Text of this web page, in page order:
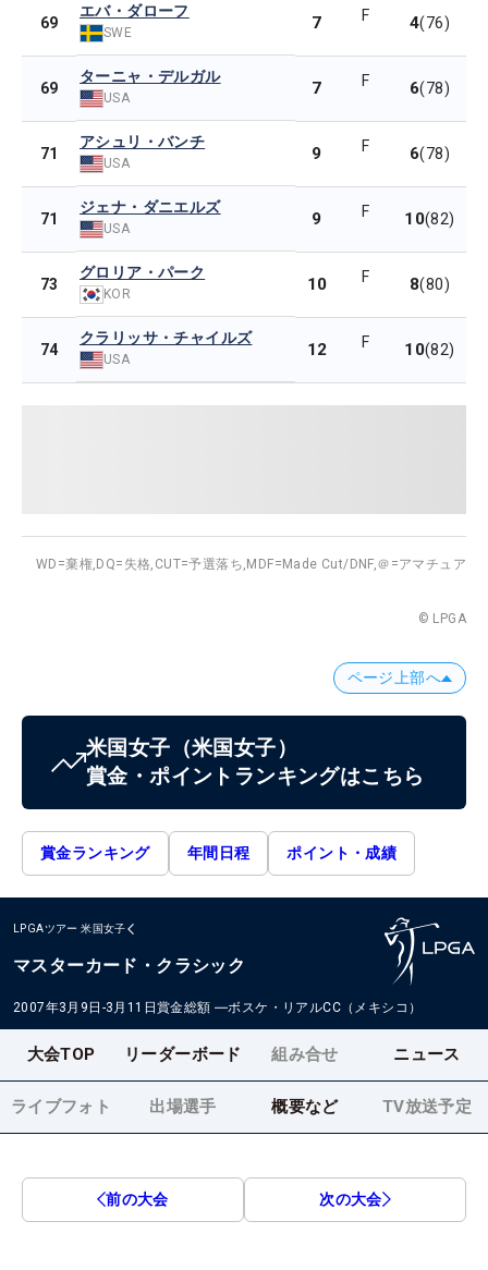
69
エバ・ダローフ
SWE 7 F 4(76)
69
ターニャ・デルガル
USA 7 F 6(78)
71
アシュリ・バンチ
USA 9 F 6(78)
71
ジェナ・ダニエルズ
USA 9 F 10(82)
73
グロリア・パーク
KOR 10 F 8(80)
74
クラリッサ・チャイルズ
USA 12 F 10(82)
WD=棄権, DQ=失格, CUT=予選落ち, MDF=Made Cut/DNF,＠=アマチュア
© LPGA
ページ上部へ
米国女子 （米国女子）
賞金・ポイントランキングはこちら
賞金ランキング 年間日程 ポイント・成績
LPGAツアー 米国女子
マスターカード・クラシック
2007年3月9日-3月11日賞金総額 ―ボスケ・リアルCC（メキシコ）
大会TOP リーダーボード 組み合せ ニュース
ライブフォト 出場選手 概要など TV放送予定
前の大会 次の大会